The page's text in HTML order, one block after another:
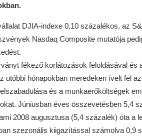
DJIA-indexe 0,10 százalékos, az
Nasdaq Composite mutatója
fékező korlátozások feloldásával és
utóbbi hónapokban meredeken ívelt fel
és a munkaerőköltségek
Júniusban éves összevetésben 5,4
2008 augusztusa (5,4 százalék) óta a
szezonális kiigazítással számolva 0,9